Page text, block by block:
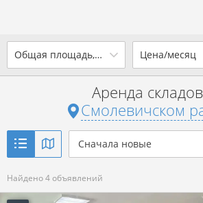
Общая площадь, м
до
Показать 4 объявления
Цена/месяц
от
р. за м
Показать 4
Аренда
Смолевичском
Сначала новые
Найдено 4 объявлений
Ваш город -
Да Выбрать